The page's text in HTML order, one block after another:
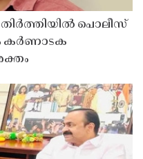
പൊലീസ്
കർണാടക